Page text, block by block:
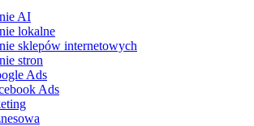
AI
lokalne
sklepów internetowych
stron
Ads
Ads